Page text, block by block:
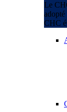
Le
CHC